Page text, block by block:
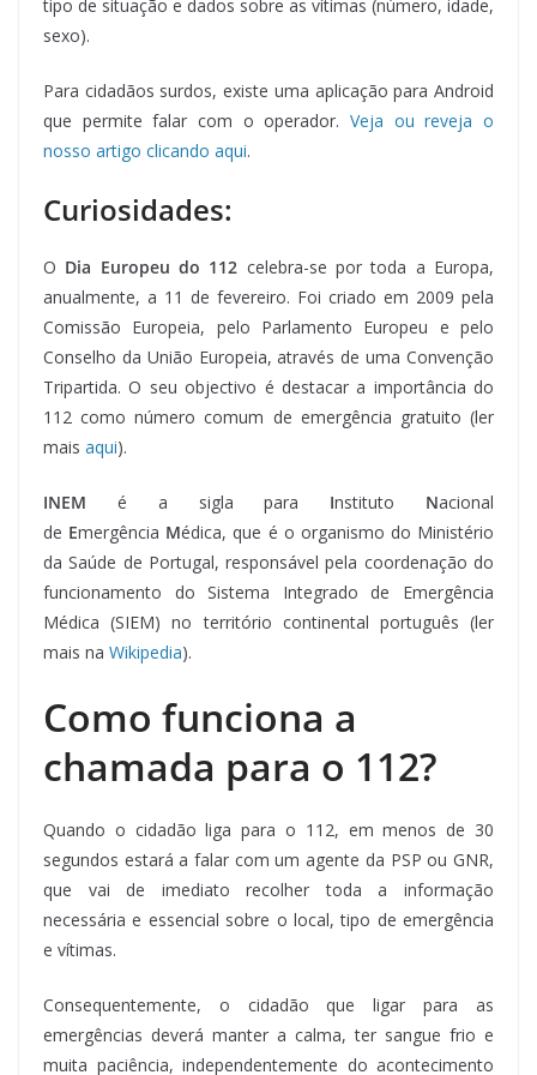
tipo de situação e dados sobre as vítimas (número, idade,
sexo).
Para cidadãos surdos, existe uma aplicação para Android
que permite falar com o operador. Veja ou reveja o
nosso artigo clicando aqui.
Curiosidades:
O Dia Europeu do 112 celebra-se por toda a Europa,
anualmente, a 11 de fevereiro. Foi criado em 2009 pela
Comissão Europeia, pelo Parlamento Europeu e pelo
Conselho da União Europeia, através de uma Convenção
Tripartida. O seu objectivo é destacar a importância do
112 como número comum de emergência gratuito (ler
mais aqui).
INEM é a sigla para Instituto Nacional
de Emergência Médica, que é o organismo do Ministério
da Saúde de Portugal, responsável pela coordenação do
funcionamento do Sistema Integrado de Emergência
Médica (SIEM) no território continental português (ler
mais na Wikipedia).
Como funciona a
chamada para o 112?
Quando o cidadão liga para o 112, em menos de 30
segundos estará a falar com um agente da PSP ou GNR,
que vai de imediato recolher toda a informação
necessária e essencial sobre o local, tipo de emergência
e vítimas.
Consequentemente, o cidadão que ligar para as
emergências deverá manter a calma, ter sangue frio e
muita paciência, independentemente do acontecimento